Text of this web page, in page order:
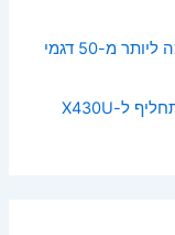
סוללת Lenovo L14M2P21 30Wh – התאמה ליותר מ-50 דגמי
סוללה מקורית Asus C31N1620 50Wh – תחליף ל-X430U